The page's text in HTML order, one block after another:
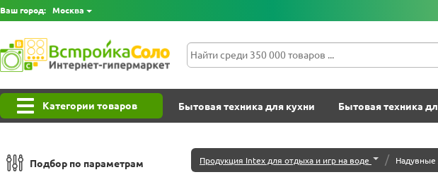
Ваш город: Москва
Категории товаров Бытовая техника для кухни Бытовая техника
Подбор по параметрам Продукция Intex для отдыха и игр на воде / Надувные